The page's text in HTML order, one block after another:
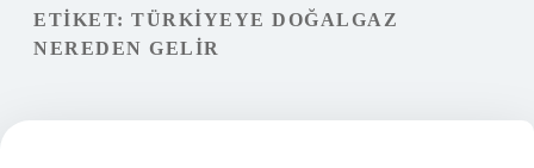
Hakkımızda
ETIKET: TÜRKIYEYE DOĞALGAZ
NEREDEN GELIR